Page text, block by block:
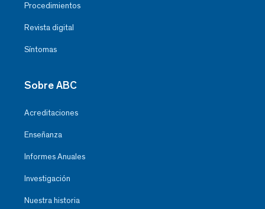
Procedimientos
Revista digital
Síntomas
Sobre ABC
Acreditaciones
Enseñanza
Informes Anuales
Investigación
Nuestra historia